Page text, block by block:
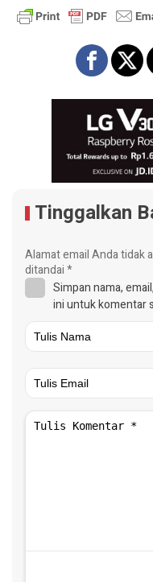
Tinggalkan
Alamat email Anda tidak
ditandai*
Simpan nama,
ini untuk komentar